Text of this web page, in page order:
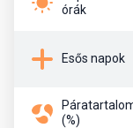
mulatt, 16%-a fehér,
órák
Esős napok
(%)